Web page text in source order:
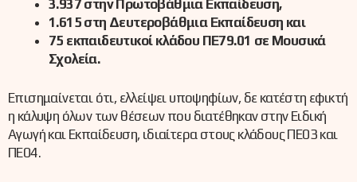
3.937 στην Πρωτοβάθμια Εκπαίδευση,
1.615 στη Δευτεροβάθμια Εκπαίδευση και
75 εκπαιδευτικοί κλάδου ΠΕ79.01 σε Μουσικά
Σχολεία.
Επισημαίνεται ότι, ελλείψει υποψηφίων, δε κατέστη εφικτή
η κάλυψη όλων των θέσεων που διατέθηκαν στην Ειδική
Αγωγή και Εκπαίδευση, ιδιαίτερα στους κλάδους ΠΕ03 και
ΠΕ04.